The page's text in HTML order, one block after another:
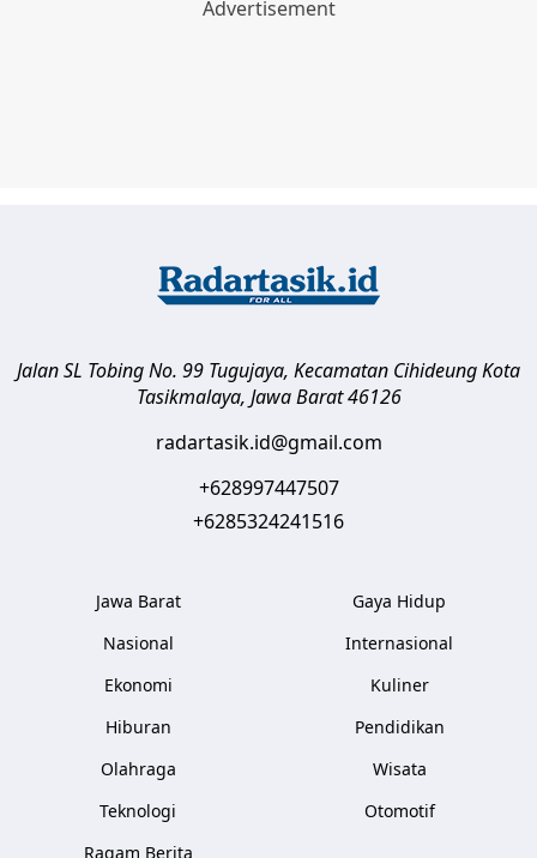
Jalan SL Tobing No. 99 Tugujaya, Kecamatan CihideungKota
Tasikmalaya, Jawa Barat 46126
radartasik.id@gmail.com
+628997447507
+6285324241516
Jawa Barat
Nasional
Ekonomi
Hiburan
Olahraga
Teknologi
Ragam Berita
Gaya Hidup
Internasional
Kuliner
Pendidikan
Wisata
Otomotif